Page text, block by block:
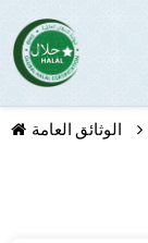
الوثائق العامة